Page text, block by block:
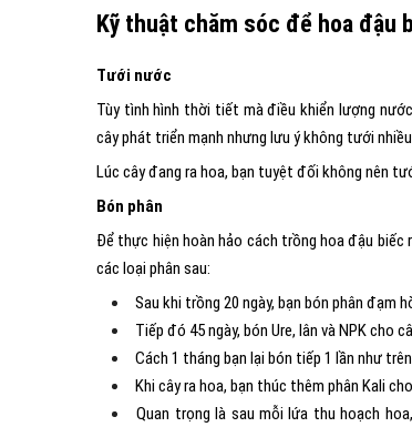
Kỹ thuật chăm sóc để hoa đậu
Tưới nước
Tùy tình hình thời tiết mà điều khiển lượng
cây phát triển mạnh nhưng lưu ý không tưới nhiều
Lúc cây đang ra hoa, bạn tuyệt đối không nên
Bón phân
Để thực hiện hoàn hảo cách trồng hoa đậu
các loại phân sau:
Sau khi trồng 20 ngày, bạn bón phân đạm
Tiếp đó 45 ngày, bón Ure, lân và NPK cho
Cách 1 tháng bạn lại bón tiếp 1 lần như
Khi cây ra hoa, bạn thúc thêm phân Kali
Quan trọng là sau mỗi lứa thu hoạch